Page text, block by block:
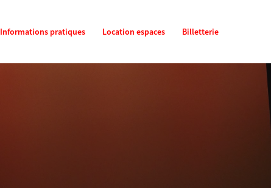
Informations pratiques Location espaces Billetterie